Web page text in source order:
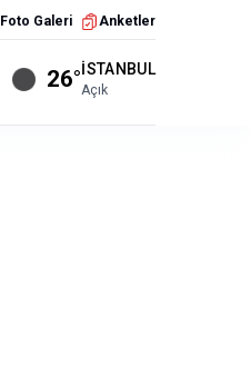
Foto Galeri Anketler
26°İSTANBUL
Açık